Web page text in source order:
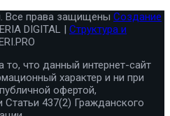
Все права защищены Создание
DIGITAL | Структура и
что данный интернет-сайт
характер и ни при
офертой,
437(2) Гражданского